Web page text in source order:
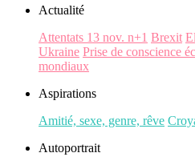
Actualité
Attentats 13 nov. n+1 Brexit
Ukraine Prise de conscience
mondiaux
Aspirations
Amitié, sexe, genre, rêve
Autoportrait